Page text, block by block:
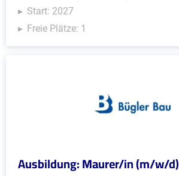
Start: 2027
Freie Plätze: 1
Ausbildung: Maurer/in (m/w/d)